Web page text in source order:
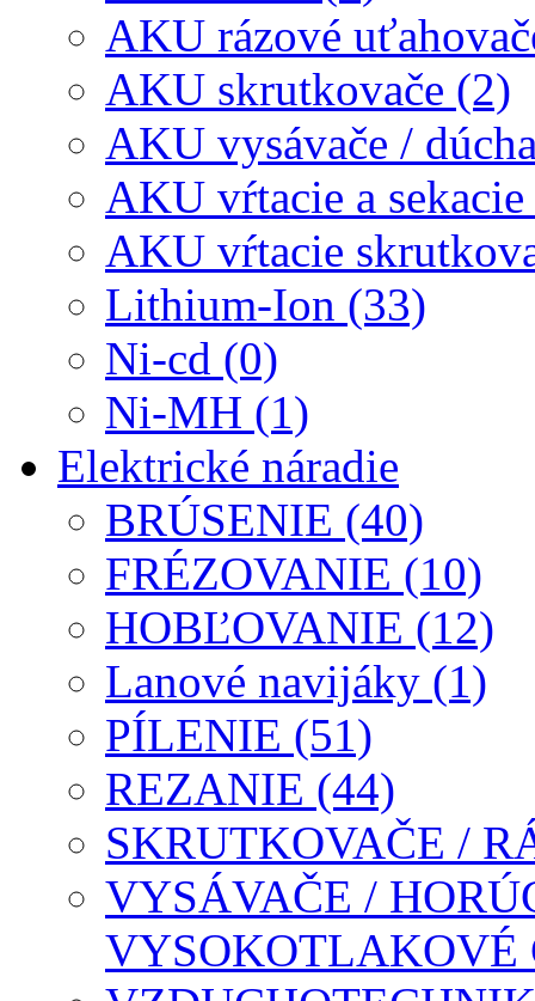
AKU rázové
AKU skrutkovače (2)
AKU vysávače /
AKU vŕtacie a
AKU vŕtacie
Lithium-Ion (33)
Ni-cd (0)
Ni-MH (1)
Elektrické náradie
BRÚSENIE (40)
FRÉZOVANIE (10)
HOBĽOVANIE (12)
Lanové navijáky (1)
PÍLENIE (51)
REZANIE (44)
SKRUTKOVAČE /
VYSÁVAČE /
VYSOKOTLAKOVÉ